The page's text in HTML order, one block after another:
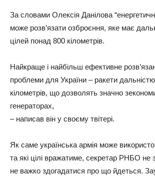
За словами Олексія Данілова
може розв’язати озброєння, яке має
цілей понад 800 кілометрів.
Найкраще і найбільш ефективне
проблеми для України – ракети
кілометрів, що дозволять значно
генераторах,
– написав він у своєму твітері.
Як саме українська армія може
та які цілі вражатиме, секретар РНБО не
не важко здогадатися про що йдеться.